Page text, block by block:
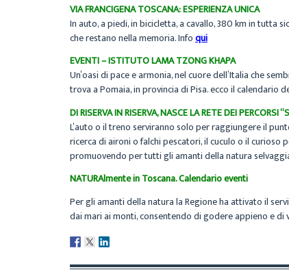
VIA FRANCIGENA TOSCANA: ESPERIENZA UNICA
In auto, a piedi, in bicicletta, a cavallo, 380 km in tutta
che restano nella memoria. Infoqui
EVENTI – ISTITUTO LAMA TZONG KHAPA
Un’oasi di pace e armonia, nel cuore dell’Italia che
trova a Pomaia, in provincia di Pisa. ecco il
DI RISERVA IN RISERVA, NASCE LA RETE DEI PERCORSI
L’auto o il treno serviranno solo per raggiungere il
ricerca di aironi o falchi pescatori, il cuculo o il curioso
promuovendo per tutti gli amanti della natura
NATURAlmente in Toscana. Calendario eventi
Per gli amanti della natura la Regione ha attivato il
dai mari ai monti, consentendo di godere appieno e di